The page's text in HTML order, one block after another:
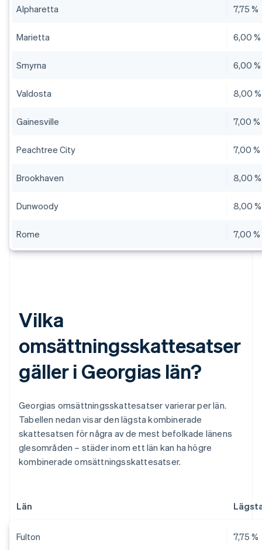
Alpharetta 7,75 %
Marietta 6,00 %
Smyrna 6,00 %
Valdosta 8,00 %
Gainesville 7,00 %
Peachtree City 7,00 %
Brookhaven 8,00 %
Dunwoody 8,00 %
Rome 7,00 %
Vilka
omsättningsskattesatser
gäller i Georgias län?
Georgias omsättningsskattesatser varierar per län.
Tabellen nedan visar den lägsta kombinerade
skattesatsen för några av de mest befolkade länens
glesområden – städer inom ett län kan ha högre
kombinerade omsättningsskattesatser.
Län
Fulton 7,75 %